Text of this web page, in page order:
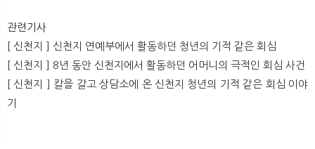
관련기사
[ 신천지 ] 신천지 연예부에서 활동하던 청년의 기적 같은 회심
[ 신천지 ] 8년 동안 신천지에서 활동하던 어머니의 극적인 회심 사건
[ 신천지 ] 칼을 갈고 상담소에 온 신천지 청년의 기적 같은 회심 이야
기